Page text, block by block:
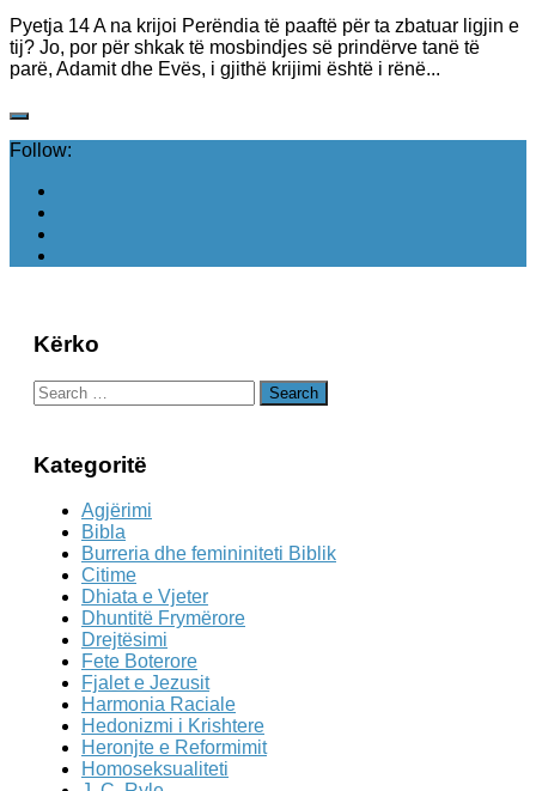
Pyetja 14 A na krijoi Perëndia të paaftë për ta zbatuar ligjin e
tij? Jo, por për shkak të mosbindjes së prindërve tanë të
parë, Adamit dhe Evës, i gjithë krijimi është i rënë...
Follow:
Kërko
Search
for:
Kategoritë
Agjërimi
Bibla
Burreria dhe femininiteti Biblik
Citime
Dhiata e Vjeter
Dhuntitë Frymërore
Drejtësimi
Fete Boterore
Fjalet e Jezusit
Harmonia Raciale
Hedonizmi i Krishtere
Heronjte e Reformimit
Homoseksualiteti